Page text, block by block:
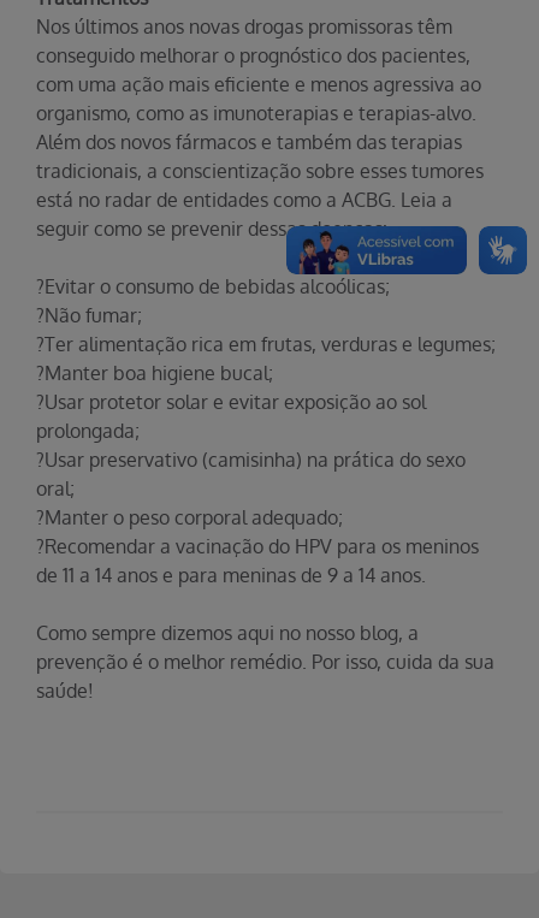
Nos últimos anos novas drogas promissoras têm
conseguido melhorar o prognóstico dos pacientes,
com uma ação mais eficiente e menos agressiva ao
organismo, como as imunoterapias e terapias-alvo.
Além dos novos fármacos e também das terapias
tradicionais, a conscientização sobre esses tumores
está no radar de entidades como a ACBG. Leia a
seguir como se prevenir dessas doenças:
?Evitar o consumo de bebidas alcoólicas;
?Não fumar;
?Ter alimentação rica em frutas, verduras e legumes;
?Manter boa higiene bucal;
?Usar protetor solar e evitar exposição ao sol
prolongada;
?Usar preservativo (camisinha) na prática do sexo
oral;
?Manter o peso corporal adequado;
?Recomendar a vacinação do HPV para os meninos
de 11 a 14 anos e para meninas de 9 a 14 anos.
Como sempre dizemos aqui no nosso blog, a
prevenção é o melhor remédio. Por isso, cuida da sua
saúde!